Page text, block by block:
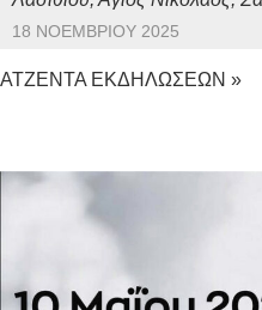
18 ΝΟΕΜΒΡΊΟΥ 2025
ΑΤΖΕΝΤΑ ΕΚΔΗΛΩΣΕΩΝ »